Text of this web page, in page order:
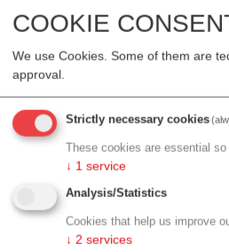
COOKIE
We use Cookies. Some of them are
approval.
Strictly necessary cookies
These cookies are essential
↓ 1 service
Analysis/Statistics
Cookies that help us improve
↓ 2 services